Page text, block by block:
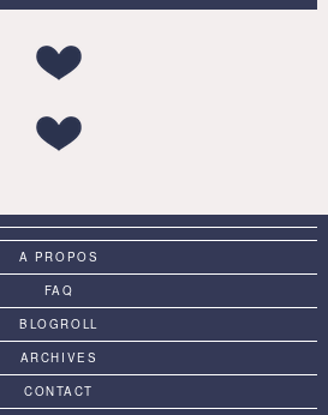
A PROPOS
FAQ
BLOGROLL
ARCHIVES
CONTACT